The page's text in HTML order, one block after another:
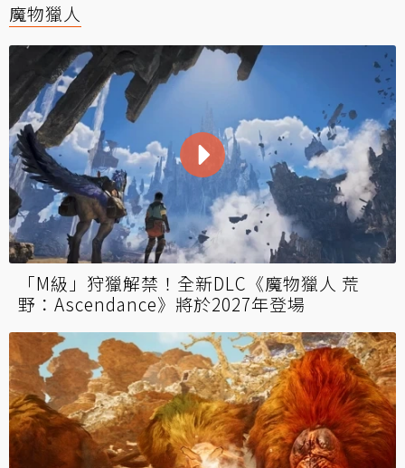
魔物獵人
「M級」狩獵解禁！全新DLC《魔物獵人 荒
野：Ascendance》將於2027年登場